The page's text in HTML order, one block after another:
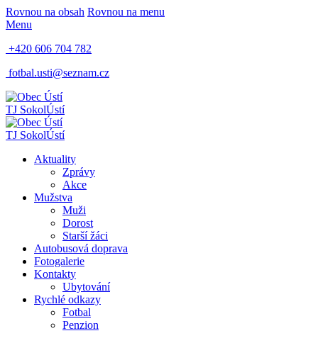
Rovnou na obsah Rovnou na menu
Menu
+420 606 704 782
fotbal.usti@seznam.cz
TJ SokolÚstí
TJ SokolÚstí
Aktuality
Zprávy
Akce
Mužstva
Muži
Dorost
Starší žáci
Autobusová doprava
Fotogalerie
Kontakty
Ubytování
Rychlé odkazy
Fotbal
Penzion